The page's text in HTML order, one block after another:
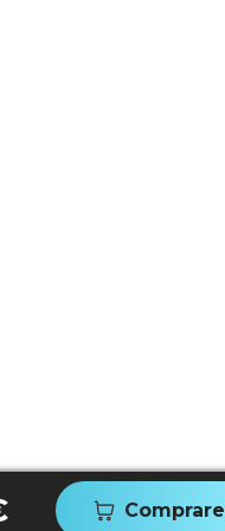
Comprare